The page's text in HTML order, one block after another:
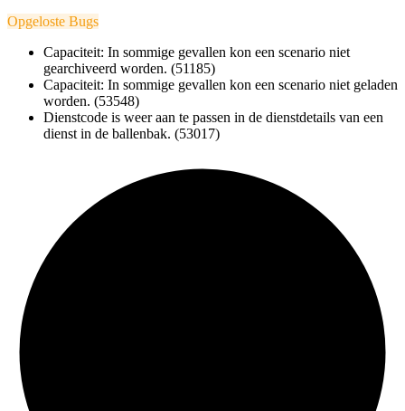
Opgeloste Bugs
Capaciteit: In sommige gevallen kon een scenario niet
gearchiveerd worden. (51185)
Capaciteit: In sommige gevallen kon een scenario niet geladen
worden. (53548)
Dienstcode is weer aan te passen in de dienstdetails van een
dienst in de ballenbak. (53017)